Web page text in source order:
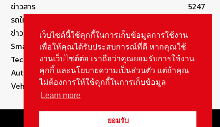
ข่าวสาร
5247
รถใหม่
ข่าวประชาสัมพันธ์
Smart Life
Technology
Autolife Lifestyle
Vehicle
© Copyright 2021, All Rights Reserved Autolifethailand
เว็บไซต์นี้ใช้คุกกี้ในการเก็บข้อมูลการใช้งาน
เพื่อให้คุณได้รับประสบการณ์ที่ดี หากคุณใช้
งานเว็บไซต์ต่อ เราถือว่าคุณยอมรับการใช้งาน
คุกกี้ และนโยบายความเป็นส่วนตัว แต่ถ้าคุณ
ไม่ต้องการให้ใช้คุกกี้ในการเก็บข้อมูล
Learn more
ยอมรับ